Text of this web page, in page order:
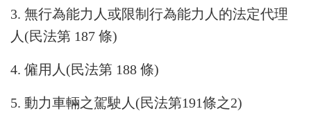
3. 無行為能力人或限制行為能力人的法定代理
人(民法第 187 條)
4. 僱用人(民法第 188 條)
5. 動力車輛之駕駛人(民法第191條之2)